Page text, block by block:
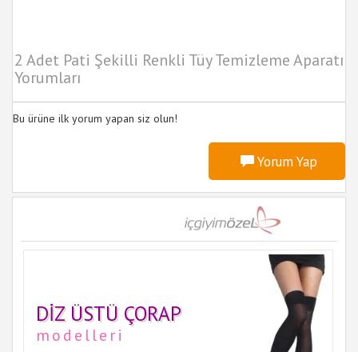
2 Adet Pati Şekilli Renkli Tüy Temizleme Aparatı
Yorumları
Bu ürüne ilk yorum yapan siz olun!
Yorum Yap
DIZ ÜSTÜ ÇORAP
modelleri